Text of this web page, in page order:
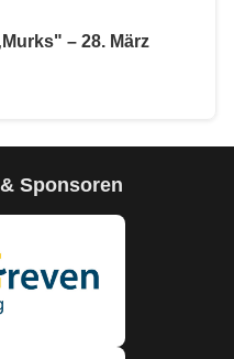
– 28. März
Sponsoren